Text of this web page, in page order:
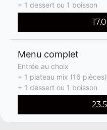
+ 1 dessert ou 1 boisson
Menu complet
Entrée au choix
+ 1 plateau mix (16 pièces)
+ 1 dessert ou 1 boisson